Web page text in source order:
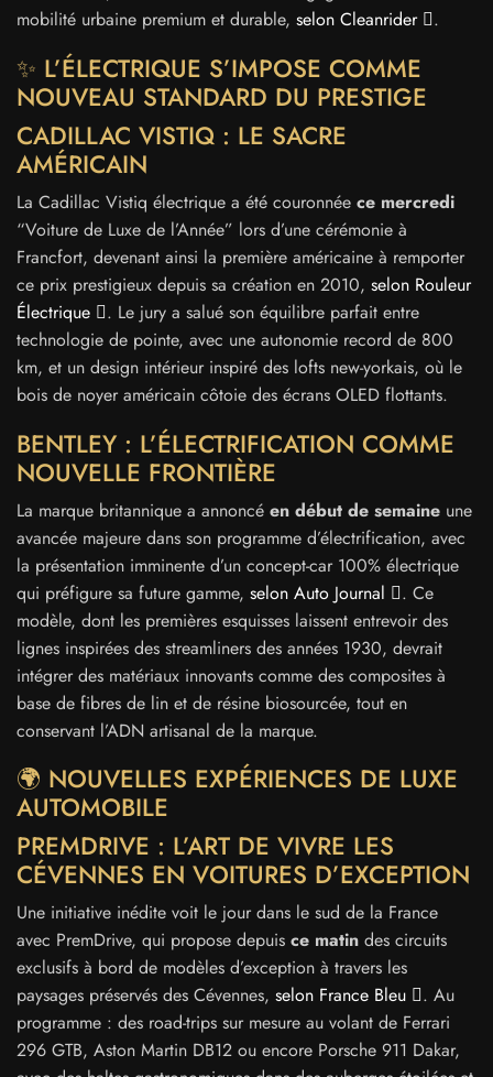
mobilité urbaine premium et durable, selon Cleanrider .
✨ L’ÉLECTRIQUE S’IMPOSE COMME
NOUVEAU STANDARD DU PRESTIGE
CADILLAC VISTIQ : LE SACRE
AMÉRICAIN
La Cadillac Vistiq électrique a été couronnée ce mercredi
“Voiture de Luxe de l’Année” lors d’une cérémonie à
Francfort, devenant ainsi la première américaine à remporter
ce prix prestigieux depuis sa création en 2010, selon Rouleur
Électrique
. Le jury a salué son équilibre parfait entre
technologie de pointe, avec une autonomie record de 800
km, et un design intérieur inspiré des lofts new-yorkais, où le
bois de noyer américain côtoie des écrans OLED flottants.
BENTLEY : L’ÉLECTRIFICATION COMME
NOUVELLE FRONTIÈRE
La marque britannique a annoncé en début de semaine une
avancée majeure dans son programme d’électrification, avec
la présentation imminente d’un concept-car 100% électrique
qui préfigure sa future gamme, selon Auto Journal
. Ce
modèle, dont les premières esquisses laissent entrevoir des
lignes inspirées des streamliners des années 1930, devrait
intégrer des matériaux innovants comme des composites à
base de fibres de lin et de résine biosourcée, tout en
conservant l’ADN artisanal de la marque.
🌍 NOUVELLES EXPÉRIENCES DE LUXE
AUTOMOBILE
PREMDRIVE : L’ART DE VIVRE LES
CÉVENNES EN VOITURES D’EXCEPTION
Une initiative inédite voit le jour dans le sud de la France
avec PremDrive, qui propose depuis ce matin des circuits
exclusifs à bord de modèles d’exception à travers les
paysages préservés des Cévennes, selon France Bleu
. Au
programme : des road-trips sur mesure au volant de Ferrari
296 GTB, Aston Martin DB12 ou encore Porsche 911 Dakar,